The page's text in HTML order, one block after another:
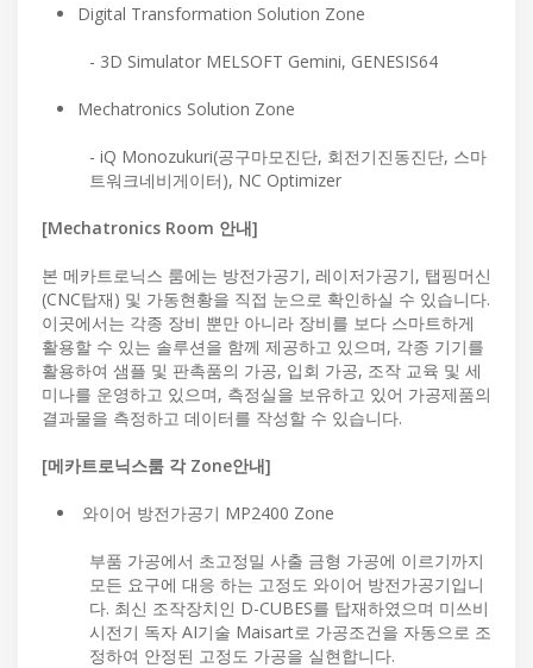
Digital Transformation Solution Zone
- 3D Simulator MELSOFT Gemini, GENESIS64
Mechatronics Solution Zone
- iQ Monozukuri(공구마모진단, 회전기진동진단, 스마
트워크네비게이터), NC Optimizer
[Mechatronics Room 안내]
본 메카트로닉스 룸에는 방전가공기, 레이저가공기, 탭핑머신
(CNC탑재) 및 가동현황을 직접 눈으로 확인하실 수 있습니다.
이곳에서는 각종 장비 뿐만 아니라 장비를 보다 스마트하게
활용할 수 있는 솔루션을 함께 제공하고 있으며, 각종 기기를
활용하여 샘플 및 판촉품의 가공, 입회 가공, 조작 교육 및 세
미나를 운영하고 있으며, 측정실을 보유하고 있어 가공제품의
결과물을 측정하고 데이터를 작성할 수 있습니다.
[메카트로닉스룸 각 Zone안내]
와이어 방전가공기 MP2400 Zone
부품 가공에서 초고정밀 사출 금형 가공에 이르기까지
모든 요구에 대응 하는 고정도 와이어 방전가공기입니
다. 최신 조작장치인 D-CUBES를 탑재하였으며 미쓰비
시전기 독자 AI기술 Maisart로 가공조건을 자동으로 조
정하여 안정된 고정도 가공을 실현합니다.